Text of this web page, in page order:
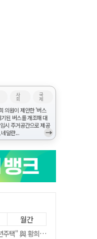
사
회
국
제
의원이 제안한 '버스
된 버스를 개조해 대
시 주거공간으로 제공
덜란...
→
월간
학비는 年 4200만원'